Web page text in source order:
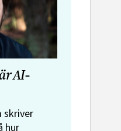
AI-
skriver
hur